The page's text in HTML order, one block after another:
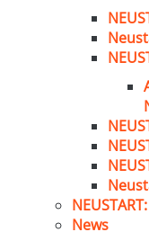
News